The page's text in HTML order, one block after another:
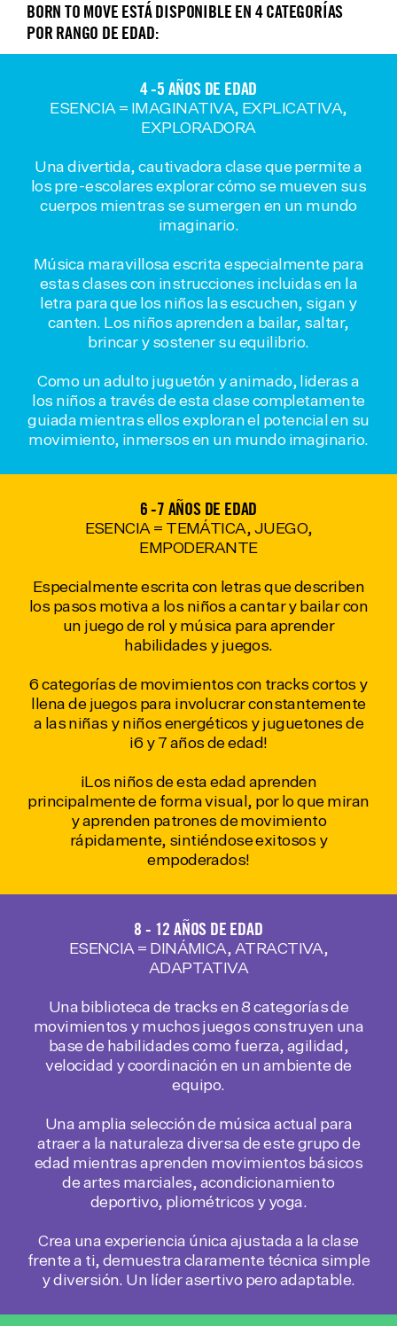
BORN TO MOVE ESTÁ DISPONIBLE EN 4 CATEGORÍAS
POR RANGO DE EDAD:
4 -5 AÑOS DE EDAD
ESENCIA = IMAGINATIVA, EXPLICATIVA,
EXPLORADORA
Una divertida, cautivadora clase que permite a
los pre-escolares explorar cómo se mueven sus
cuerpos mientras se sumergen en un mundo
imaginario.
Música maravillosa escrita especialmente para
estas clases con instrucciones incluidas en la
letra para que los niños las escuchen, sigan y
canten. Los niños aprenden a bailar, saltar,
brincar y sostener su equilibrio.
Como un adulto juguetón y animado, lideras a
los niños a través de esta clase completamente
guiada mientras ellos exploran el potencial en su
movimiento, inmersos en un mundo imaginario.
6 -7 AÑOS DE EDAD
ESENCIA = TEMÁTICA, JUEGO,
EMPODERANTE
Especialmente escrita con letras que describen
los pasos motiva a los niños a cantar y bailar con
un juego de rol y música para aprender
habilidades y juegos.
6 categorías de movimientos con tracks cortos y
llena de juegos para involucrar constantemente
a las niñas y niños energéticos y juguetones de
¡6 y 7 años de edad!
¡Los niños de esta edad aprenden
principalmente de forma visual, por lo que miran
y aprenden patrones de movimiento
rápidamente, sintiéndose exitosos y
empoderados!
8 - 12 AÑOS DE EDAD
ESENCIA = DINÁMICA, ATRACTIVA,
ADAPTATIVA
Una biblioteca de tracks en 8 categorías de
movimientos y muchos juegos construyen una
base de habilidades como fuerza, agilidad,
velocidad y coordinación en un ambiente de
equipo.
Una amplia selección de música actual para
atraer a la naturaleza diversa de este grupo de
edad mientras aprenden movimientos básicos
de artes marciales, acondicionamiento
deportivo, pliométricos y yoga.
Crea una experiencia única ajustada a la clase
frente a ti, demuestra claramente técnica simple
y diversión. Un líder asertivo pero adaptable.